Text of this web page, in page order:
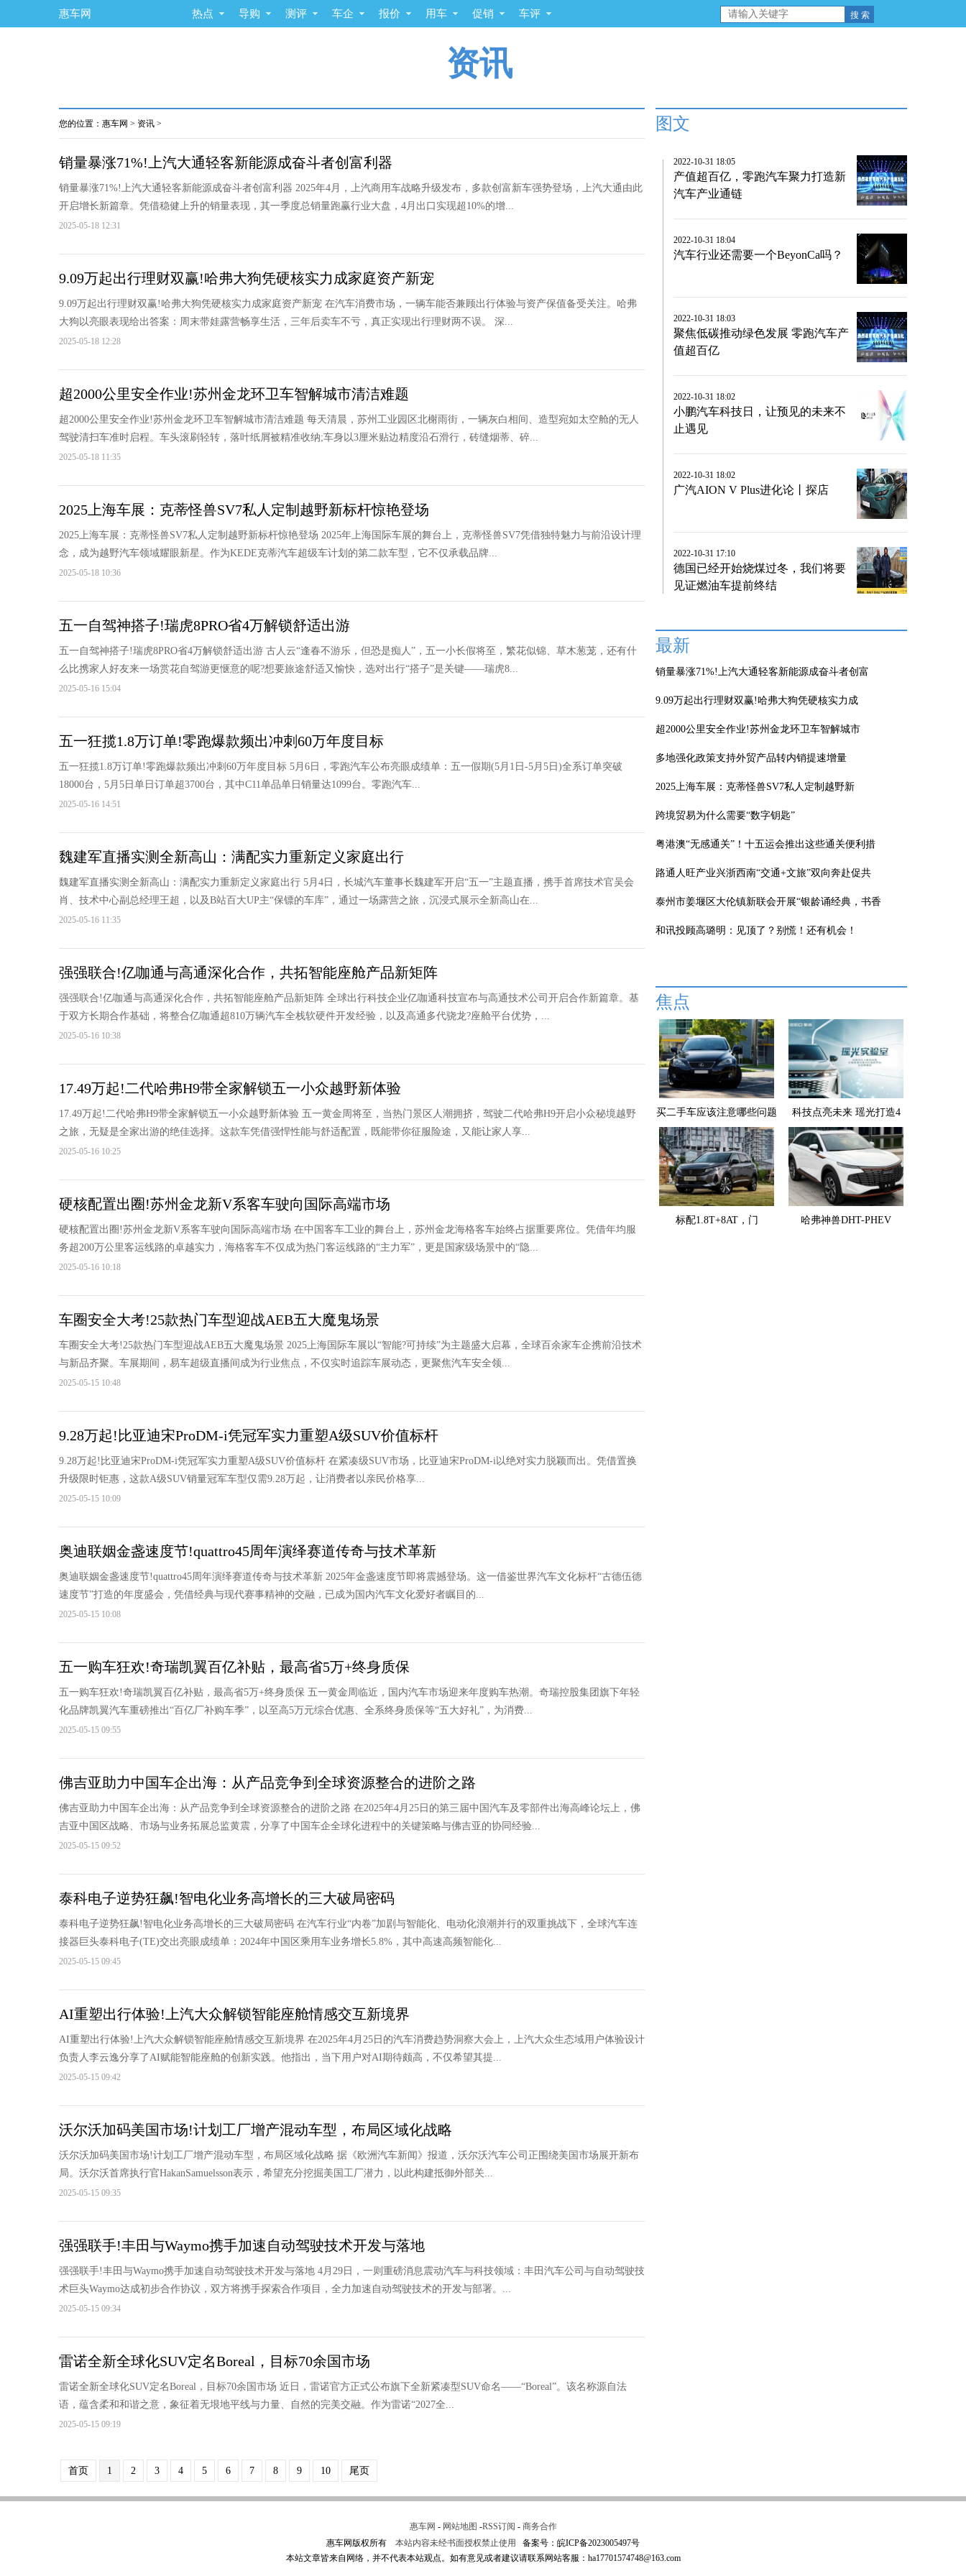
惠车网 热点 导购 测评 车企 报价 用车 促销 车评
资讯
您的位置： 惠车网 > 资讯 >
销量暴涨71%!上汽大通轻客新能源成奋斗者创富利器
销量暴涨71%!上汽大通轻客新能源成奋斗者创富利器 2025年4月，上汽商用车战略升级发布，多款创富新车强势登场，上汽大通由此
开启增长新篇章。凭借稳健上升的销量表现，其一季度总销量跑赢行业大盘，4月出口实现超10%的增...
2025-05-18 12:31
9.09万起出行理财双赢!哈弗大狗凭硬核实力成家庭资产新宠
9.09万起出行理财双赢!哈弗大狗凭硬核实力成家庭资产新宠 在汽车消费市场，一辆车能否兼顾出行体验与资产保值备受关注。哈弗
大狗以亮眼表现给出答案：周末带娃露营畅享生活，三年后卖车不亏，真正实现出行理财两不误。 深...
2025-05-18 12:28
超2000公里安全作业!苏州金龙环卫车智解城市清洁难题
超2000公里安全作业!苏州金龙环卫车智解城市清洁难题 每天清晨，苏州工业园区北榭雨街，一辆灰白相间、造型宛如太空舱的无人
驾驶清扫车准时启程。车头滚刷轻转，落叶纸屑被精准收纳;车身以3厘米贴边精度沿石滑行，砖缝烟蒂、碎...
2025-05-18 11:35
2025上海车展：克蒂怪兽SV7私人定制越野新标杆惊艳登场
2025上海车展：克蒂怪兽SV7私人定制越野新标杆惊艳登场 2025年上海国际车展的舞台上，克蒂怪兽SV7凭借独特魅力与前沿设计理
念，成为越野汽车领域耀眼新星。作为KEDE克蒂汽车超级车计划的第二款车型，它不仅承载品牌...
2025-05-18 10:36
五一自驾神搭子!瑞虎8PRO省4万解锁舒适出游
五一自驾神搭子!瑞虎8PRO省4万解锁舒适出游 古人云“逢春不游乐，但恐是痴人”，五一小长假将至，繁花似锦、草木葱茏，还有什
么比携家人好友来一场赏花自驾游更惬意的呢?想要旅途舒适又愉快，选对出行“搭子”是关键——瑞虎8...
2025-05-16 15:04
五一狂揽1.8万订单!零跑爆款频出冲刺60万年度目标
五一狂揽1.8万订单!零跑爆款频出冲刺60万年度目标 5月6日，零跑汽车公布亮眼成绩单：五一假期(5月1日-5月5日)全系订单突破
18000台，5月5日单日订单超3700台，其中C11单品单日销量达1099台。零跑汽车...
2025-05-16 14:51
魏建军直播实测全新高山：满配实力重新定义家庭出行
魏建军直播实测全新高山：满配实力重新定义家庭出行 5月4日，长城汽车董事长魏建军开启“五一”主题直播，携手首席技术官吴会
肖、技术中心副总经理王超，以及B站百大UP主“保镖的车库”，通过一场露营之旅，沉浸式展示全新高山在...
2025-05-16 11:35
强强联合!亿咖通与高通深化合作，共拓智能座舱产品新矩阵
强强联合!亿咖通与高通深化合作，共拓智能座舱产品新矩阵 全球出行科技企业亿咖通科技宣布与高通技术公司开启合作新篇章。基
于双方长期合作基础，将整合亿咖通超810万辆汽车全栈软硬件开发经验，以及高通多代骁龙?座舱平台优势，...
2025-05-16 10:38
17.49万起!二代哈弗H9带全家解锁五一小众越野新体验
17.49万起!二代哈弗H9带全家解锁五一小众越野新体验 五一黄金周将至，当热门景区人潮拥挤，驾驶二代哈弗H9开启小众秘境越野
之旅，无疑是全家出游的绝佳选择。这款车凭借强悍性能与舒适配置，既能带你征服险途，又能让家人享...
2025-05-16 10:25
硬核配置出圈!苏州金龙新V系客车驶向国际高端市场
硬核配置出圈!苏州金龙新V系客车驶向国际高端市场 在中国客车工业的舞台上，苏州金龙海格客车始终占据重要席位。凭借年均服
务超200万公里客运线路的卓越实力，海格客车不仅成为热门客运线路的“主力军”，更是国家级场景中的“隐...
2025-05-16 10:18
车圈安全大考!25款热门车型迎战AEB五大魔鬼场景
车圈安全大考!25款热门车型迎战AEB五大魔鬼场景 2025上海国际车展以“智能?可持续”为主题盛大启幕，全球百余家车企携前沿技术
与新品齐聚。车展期间，易车超级直播间成为行业焦点，不仅实时追踪车展动态，更聚焦汽车安全领...
2025-05-15 10:48
9.28万起!比亚迪宋ProDM-i凭冠军实力重塑A级SUV价值标杆
9.28万起!比亚迪宋ProDM-i凭冠军实力重塑A级SUV价值标杆 在紧凑级SUV市场，比亚迪宋ProDM-i以绝对实力脱颖而出。凭借置换
升级限时钜惠，这款A级SUV销量冠军车型仅需9.28万起，让消费者以亲民价格享...
2025-05-15 10:09
奥迪联姻金盏速度节!quattro45周年演绎赛道传奇与技术革新
奥迪联姻金盏速度节!quattro45周年演绎赛道传奇与技术革新 2025年金盏速度节即将震撼登场。这一借鉴世界汽车文化标杆“古德伍德
速度节”打造的年度盛会，凭借经典与现代赛事精神的交融，已成为国内汽车文化爱好者瞩目的...
2025-05-15 10:08
五一购车狂欢!奇瑞凯翼百亿补贴，最高省5万+终身质保
五一购车狂欢!奇瑞凯翼百亿补贴，最高省5万+终身质保 五一黄金周临近，国内汽车市场迎来年度购车热潮。奇瑞控股集团旗下年轻
化品牌凯翼汽车重磅推出“百亿厂补购车季”，以至高5万元综合优惠、全系终身质保等“五大好礼”，为消费...
2025-05-15 09:55
佛吉亚助力中国车企出海：从产品竞争到全球资源整合的进阶之路
佛吉亚助力中国车企出海：从产品竞争到全球资源整合的进阶之路 在2025年4月25日的第三届中国汽车及零部件出海高峰论坛上，佛
吉亚中国区战略、市场与业务拓展总监黄震，分享了中国车企全球化进程中的关键策略与佛吉亚的协同经验...
2025-05-15 09:52
泰科电子逆势狂飙!智电化业务高增长的三大破局密码
泰科电子逆势狂飙!智电化业务高增长的三大破局密码 在汽车行业“内卷”加剧与智能化、电动化浪潮并行的双重挑战下，全球汽车连
接器巨头泰科电子(TE)交出亮眼成绩单：2024年中国区乘用车业务增长5.8%，其中高速高频智能化...
2025-05-15 09:45
AI重塑出行体验!上汽大众解锁智能座舱情感交互新境界
AI重塑出行体验!上汽大众解锁智能座舱情感交互新境界 在2025年4月25日的汽车消费趋势洞察大会上，上汽大众生态域用户体验设计
负责人李云逸分享了AI赋能智能座舱的创新实践。他指出，当下用户对AI期待颇高，不仅希望其提...
2025-05-15 09:42
沃尔沃加码美国市场!计划工厂增产混动车型，布局区域化战略
沃尔沃加码美国市场!计划工厂增产混动车型，布局区域化战略 据《欧洲汽车新闻》报道，沃尔沃汽车公司正围绕美国市场展开新布
局。沃尔沃首席执行官HakanSamuelsson表示，希望充分挖掘美国工厂潜力，以此构建抵御外部关...
2025-05-15 09:35
强强联手!丰田与Waymo携手加速自动驾驶技术开发与落地
强强联手!丰田与Waymo携手加速自动驾驶技术开发与落地 4月29日，一则重磅消息震动汽车与科技领域：丰田汽车公司与自动驾驶技
术巨头Waymo达成初步合作协议，双方将携手探索合作项目，全力加速自动驾驶技术的开发与部署。...
2025-05-15 09:34
雷诺全新全球化SUV定名Boreal，目标70余国市场
雷诺全新全球化SUV定名Boreal，目标70余国市场 近日，雷诺官方正式公布旗下全新紧凑型SUV命名——“Boreal”。该名称源自法
语，蕴含柔和和谐之意，象征着无垠地平线与力量、自然的完美交融。作为雷诺“2027全...
2025-05-15 09:19
首页 1 2 3 4 5 6 7 8 9 10 尾页
图文
2022-10-31 18:05
产值超百亿，零跑汽车聚力打造新
汽车产业通链
2022-10-31 18:04
汽车行业还需要一个BeyonCa吗？
2022-10-31 18:03
聚焦低碳推动绿色发展 零跑汽车产
值超百亿
2022-10-31 18:02
小鹏汽车科技日，让预见的未来不
止遇见
2022-10-31 18:02
广汽AION V Plus进化论丨探店
2022-10-31 17:10
德国已经开始烧煤过冬，我们将要
见证燃油车提前终结
最新
销量暴涨71%!上汽大通轻客新能源成奋斗者创富
9.09万起出行理财双赢!哈弗大狗凭硬核实力成
超2000公里安全作业!苏州金龙环卫车智解城市
多地强化政策支持外贸产品转内销提速增量
2025上海车展：克蒂怪兽SV7私人定制越野新
跨境贸易为什么需要“数字钥匙”
粤港澳“无感通关”！十五运会推出这些通关便利措
路通人旺产业兴浙西南“交通+文旅”双向奔赴促共
泰州市姜堰区大伦镇新联会开展“银龄诵经典，书香
和讯投顾高璐明：见顶了？别慌！还有机会！
焦点
买二手车应该注意哪些问题 科技点亮未来 瑶光打造4
标配1.8T+8AT，门 哈弗神兽DHT-PHEV
惠车网 - 网站地图 -RSS订阅 - 商务合作
惠车网版权所有
本站内容未经书面授权禁止使用 备案号： 皖ICP备2023005497号
本站文章皆来自网络，并不代表本站观点。如有意见或者建议请联系网站客服：ha17701574748@163.com